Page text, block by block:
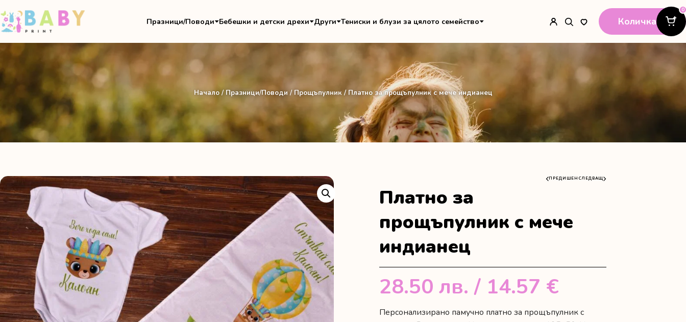
Празници/Поводи Бебешки и детски дрехи Други Тениски и блузи за цялото семейство Количка
0
Начало/ Празници/Поводи/Прощъпулник/ Платно за прощъпулник с мече индианец
ПРЕДИШЕН СЛЕДВАЩ
Платно за
прощъпулник с мече
индианец
28.50 лв. / 14.57 €
Персонализирано памучно платно за прощъпулник с